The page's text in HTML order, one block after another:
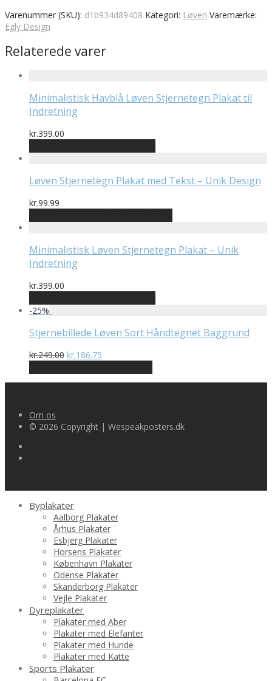
Varenummer (SKU): d1b934d89408 Kategori: Løven Varemærke:
Egly Design
Relaterede varer
Minimalistisk Havblå Løven Stjernetegn Plakat til
Indretning
kr.399.00
Løven Stjernetegn Plakat med Tekst – Unik Design
kr.99.99
Minimalistisk Løven Stjernetegn Plakat – Unik
Indretning
kr.399.00
-25%
Stjernebillede Løven Sort Håndtegnet Baggrund
kr.249.00 Den
pris
kr.186.75
pris
Om os
© 2026 Copyright | Wespeakposters.dk
Byplakater
Aalborg Plakater
Århus Plakater
Esbjerg Plakater
Horsens Plakater
København Plakater
Odense Plakater
Skanderborg Plakater
Vejle Plakater
Dyreplakater
Plakater med Aber
Plakater med Elefanter
Plakater med Hunde
Plakater med Katte
Sports Plakater